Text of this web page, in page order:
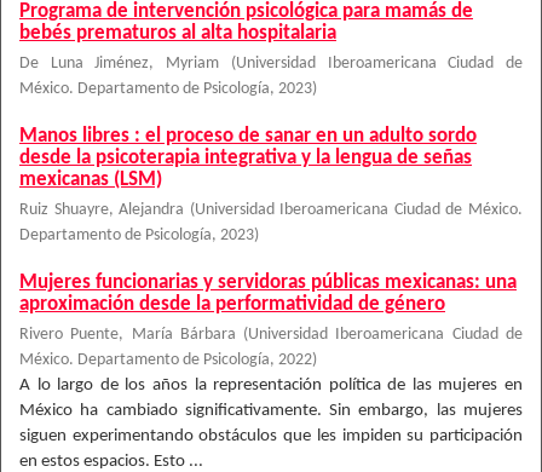
Programa de intervención psicológica para mamás de
bebés prematuros al alta hospitalaria
De Luna Jiménez, Myriam (Universidad Iberoamericana Ciudad de
México. Departamento de Psicología, 2023)
Manos libres : el proceso de sanar en un adulto sordo
desde la psicoterapia integrativa y la lengua de señas
mexicanas (LSM)
Ruiz Shuayre, Alejandra (Universidad Iberoamericana Ciudad de México.
Departamento de Psicología, 2023)
Mujeres funcionarias y servidoras públicas mexicanas: una
aproximación desde la performatividad de género
Rivero Puente, María Bárbara (Universidad Iberoamericana Ciudad de
México. Departamento de Psicología, 2022)
A lo largo de los años la representación política de las mujeres en
México ha cambiado significativamente. Sin embargo, las mujeres
siguen experimentando obstáculos que les impiden su participación
en estos espacios. Esto ...